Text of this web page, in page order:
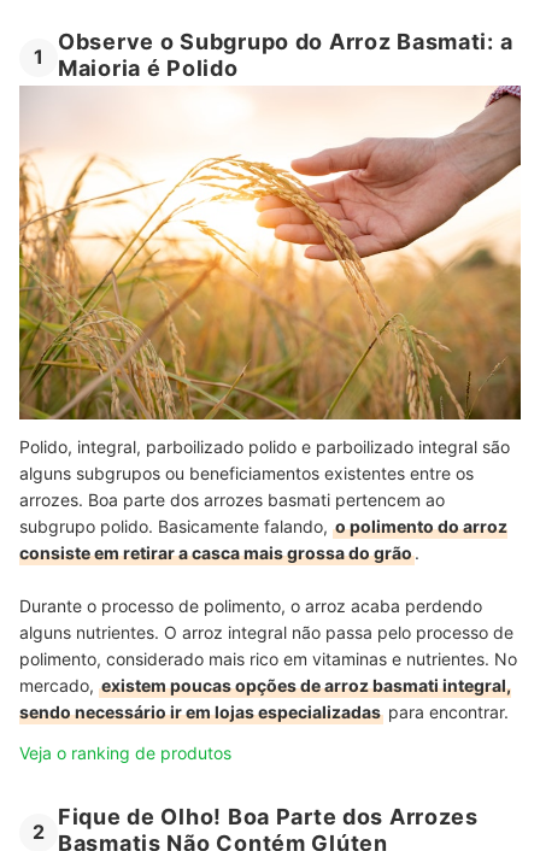
1
Observe o Subgrupo do Arroz Basmati: a
Maioria é Polido
Polido, integral, parboilizado polido e parboilizado integral são
alguns subgrupos ou beneficiamentos existentes entre os
arrozes. Boa parte dos arrozes basmati pertencem ao
subgrupo polido. Basicamente falando, o polimento do arroz
consiste em retirar a casca mais grossa do grão.
Durante o processo de polimento, o arroz acaba perdendo
alguns nutrientes. O arroz integral não passa pelo processo de
polimento, considerado mais rico em vitaminas e nutrientes. No
mercado, existem poucas opções de arroz basmati integral,
sendo necessário ir em lojas especializadas para encontrar.
Veja o ranking de produtos
2
Fique de Olho! Boa Parte dos Arrozes
Basmatis Não Contém Glúten